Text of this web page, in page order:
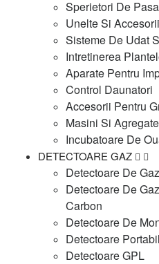
Sperietori De
Unelte Si
Sisteme De Udat
Intretinerea
Aparate Pentru
Control Daunatori
Accesorii Pentru
Masini Si
Incubatoare De
DETECTOARE GAZ
Detectoare De
Detectoare De
Carbon
Detectoare De
Detectoare
Detectoare GPL